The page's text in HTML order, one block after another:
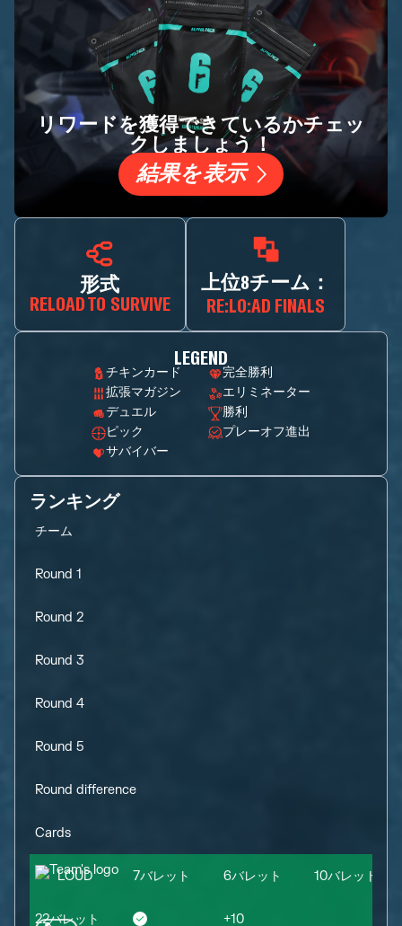
リワードを獲得できているかチェッ
クしましょう！
結果を表示
形式
RELOAD TO SURVIVE
上位8チーム：
RE:LO:AD FINALS
LEGEND
チキンカード
拡張マガジン
デュエル
ピック
サバイバー
完全勝利
エリミネーター
勝利
プレーオフ進出
ランキング
チーム
Round 1
Round 2
Round 3
Round 4
Round 5
Round difference
Cards
LOUD 7バレット 6バレット 10バレット
22バレット +10